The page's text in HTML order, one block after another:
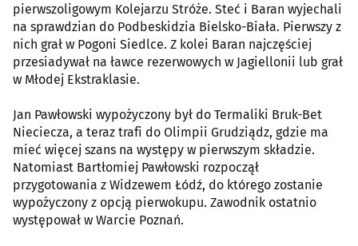
pierwszoligowym Kolejarzu Stróże. Steć i Baran wyjechali
na sprawdzian do Podbeskidzia Bielsko-Biała. Pierwszy z
nich grał w Pogoni Siedlce. Z kolei Baran najczęściej
przesiadywał na ławce rezerwowych w Jagiellonii lub grał
w Młodej Ekstraklasie.
Jan Pawłowski wypożyczony był do Termaliki Bruk-Bet
Nieciecza, a teraz trafi do Olimpii Grudziądz, gdzie ma
mieć więcej szans na występy w pierwszym składzie.
Natomiast Bartłomiej Pawłowski rozpoczął
przygotowania z Widzewem Łódź, do którego zostanie
wypożyczony z opcją pierwokupu. Zawodnik ostatnio
występował w Warcie Poznań.